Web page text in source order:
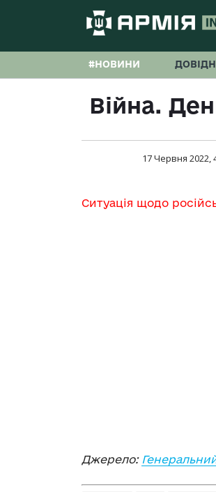
#НОВИНИ
Війна.
17 Червня 2022,
Ситуація щодо
Джерело: